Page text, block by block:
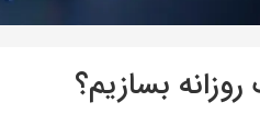
بسازیم؟